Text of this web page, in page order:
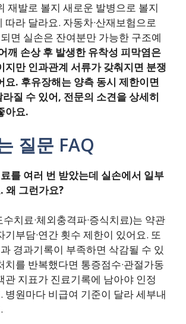
재발로 볼지 새로운 발병으로 볼지
따라 달라요. 자동차·산재보험으로
면 실손은 잔여분만 가능한 구조예
깨 손상 후 발생한 유착성 피막염은
지만 인과관계 서류가 갖춰지면 분쟁
요. 후유장해는 양측 동시 제한이면
질 수 있어, 전문의 소견을 상세히
아요.
질문 FAQ
를 여러 번 받았는데 실손에서 일부
왜 그런가요?
치료·체외충격파·증식치료)는 약관
기부담·연간 횟수 제한이 있어요. 또
경과기록이 부족하면 삭감될 수 있
치를 반복했다면 통증점수·관절가동
관 지표가 진료기록에 남아야 인정
병원마다 비급여 기준이 달라 세부내